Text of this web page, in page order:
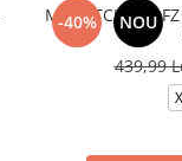
-40% NOU
M NK TCH FLC
439,99